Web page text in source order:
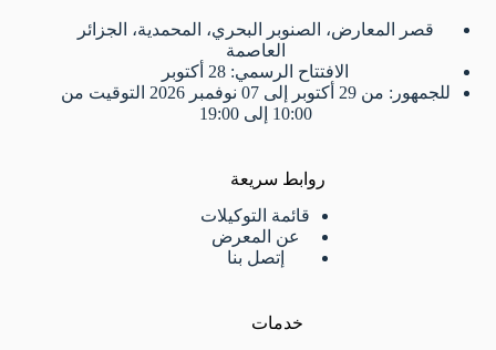
قصر المعارض، الصنوبر البحري، المحمدية، الجزائر
العاصمة
الافتتاح الرسمي: 28 أكتوبر
للجمهور: من 29 أكتوبر إلى 07 نوفمبر 2026 التوقيت من
10:00 إلى 19:00
روابط سريعة
قائمة التوكيلات
عن المعرض
إتصل بنا
خدمات